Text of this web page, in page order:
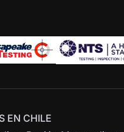
EN CHILE